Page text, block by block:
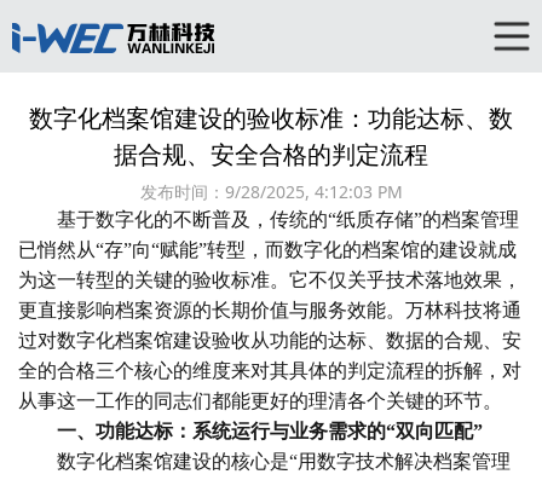
数字化档案馆建设的验收标准：功能达标、数
据合规、安全合格的判定流程
发布时间： 9/28/2025, 4:12:03 PM
基于数字化的不断普及，传统的“纸质存储”的档案管理
已悄然从“存”向“赋能”转型，而数字化的档案馆的建设就成
为这一转型的关键的验收标准。它不仅关乎技术落地效果，
更直接影响档案资源的长期价值与服务效能。万林科技将通
过对数字化档案馆建设验收从功能的达标、数据的合规、安
全的合格三个核心的维度来对其具体的判定流程的拆解，对
从事这一工作的同志们都能更好的理清各个关键的环节。
一、功能达标：系统运行与业务需求的“双向匹配”
数字化档案馆建设的核心是“用数字技术解决档案管理